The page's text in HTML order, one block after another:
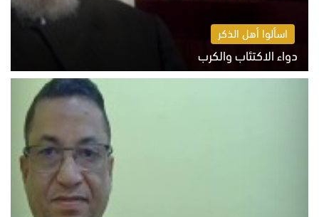
اسألوا أهل الذكر
دواء الاكتئاب والكرب
السبت 8 أغسطس 2026 10:54 ص